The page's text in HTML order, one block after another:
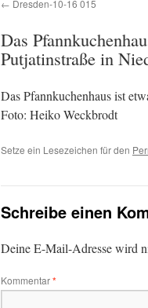
Dresden-10-16 015
Das
Putjatinstraße in
Das Pfannkuchenhaus ist
Foto: Heiko Weckbrodt
Setze ein Lesezeichen für den
Schreibe einen
Deine E-Mail-Adresse wird
Kommentar*